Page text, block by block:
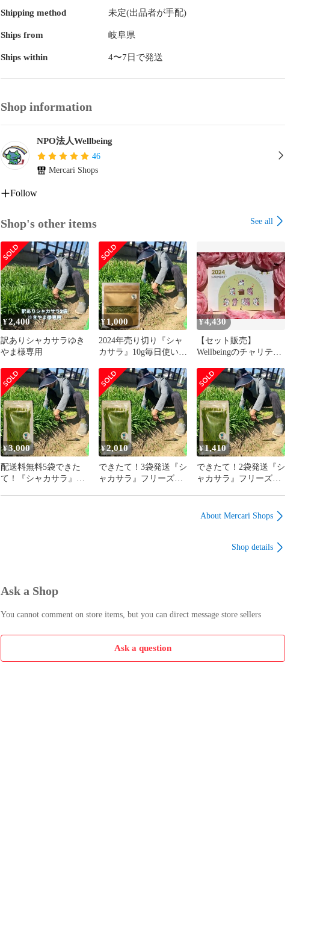
Shipping method 未定(出品者が手配)
Ships from 岐阜県
Ships within 4〜7日で発送
Shop information
NPO法人Wellbeing
46
Mercari Shops
Follow
Shop's other items See all
¥2,400
訳ありシャカサラゆき
やま様専用
¥ 1,000
2024年売り切り『シャ
カサラ』10g毎日使いた
¥4,430
【セット販売】
Wellbeingのチャリティ
&シャカサラ フリーズ
ドライ猫草5袋セット
¥3,000
配送料無料5袋できた
て！『シャカサラ』フ
¥2,010
できたて！3袋発送『シ
ャカサラ』フリーズド
¥1,410
できたて！2袋発送『シ
ャカサラ』フリーズド
About Mercari Shops
Shop details
Ask a Shop
You cannot comment on store items, but you can direct message store sellers
Ask a question